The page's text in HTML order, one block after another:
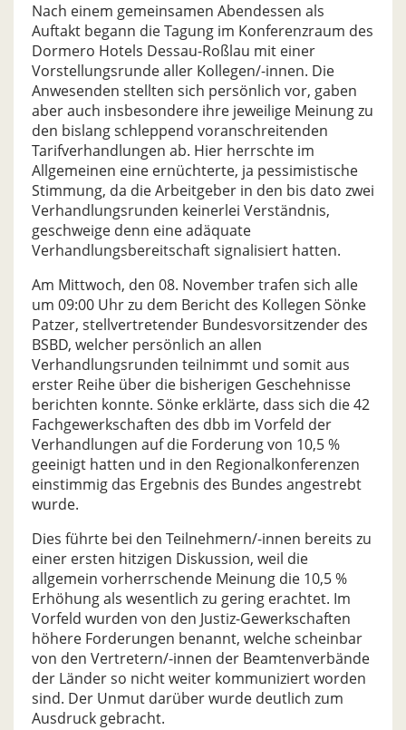
Nach einem gemeinsamen Abendessen als
Auftakt begann die Tagung im Konferenzraum des
Dormero Hotels Dessau-Roßlau mit einer
Vorstellungsrunde aller Kollegen/-innen. Die
Anwesenden stellten sich persönlich vor, gaben
aber auch insbesondere ihre jeweilige Meinung zu
den bislang schleppend voranschreitenden
Tarifverhandlungen ab. Hier herrschte im
Allgemeinen eine ernüchterte, ja pessimistische
Stimmung, da die Arbeitgeber in den bis dato zwei
Verhandlungsrunden keinerlei Verständnis,
geschweige denn eine adäquate
Verhandlungsbereitschaft signalisiert hatten.
Am Mittwoch, den 08. November trafen sich alle
um 09:00 Uhr zu dem Bericht des Kollegen Sönke
Patzer, stellvertretender Bundesvorsitzender des
BSBD, welcher persönlich an allen
Verhandlungsrunden teilnimmt und somit aus
erster Reihe über die bisherigen Geschehnisse
berichten konnte. Sönke erklärte, dass sich die 42
Fachgewerkschaften des dbb im Vorfeld der
Verhandlungen auf die Forderung von 10,5 %
geeinigt hatten und in den Regionalkonferenzen
einstimmig das Ergebnis des Bundes angestrebt
wurde.
Dies führte bei den Teilnehmern/-innen bereits zu
einer ersten hitzigen Diskussion, weil die
allgemein vorherrschende Meinung die 10,5 %
Erhöhung als wesentlich zu gering erachtet. Im
Vorfeld wurden von den Justiz-Gewerkschaften
höhere Forderungen benannt, welche scheinbar
von den Vertretern/-innen der Beamtenverbände
der Länder so nicht weiter kommuniziert worden
sind. Der Unmut darüber wurde deutlich zum
Ausdruck gebracht.